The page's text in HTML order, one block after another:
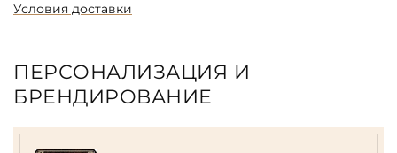
Условия доставки
ПЕРСОНАЛИЗАЦИЯ И
БРЕНДИРОВАНИЕ